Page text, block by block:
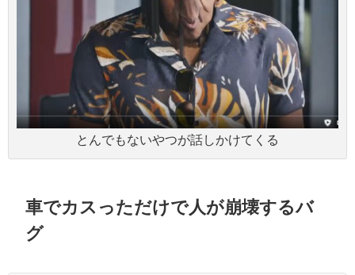
とんでもないやつが話しかけてくる
車でカスっただけで人が崩壊するバ
グ